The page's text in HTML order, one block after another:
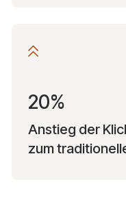
20%
Anstieg der
zum